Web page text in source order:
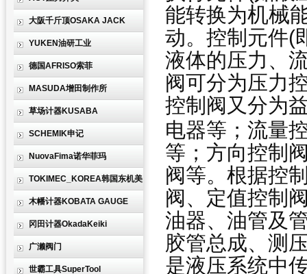
大阪千斤顶OSAKA JACK
YUKEN油研工业
德国AFRISO索菲
MASUDA增田制作所
草场计器KUSABA
SCHEMIK申记
NuovaFima诺华菲玛
TOKIMEC_KOREA韩国东机美
木幡计器KOBATA GAUGE
冈田计器OkadaKeiki
广濑阀门
世霸工具SuperTool
能转换为机械
动。控制元件(
液体的压力、
阀可分为压力
控制阀又分为
电器等；流量
等；方向控制
阀等。根据控
阀、定值控制
油器、油管及
胶管总成、测
是液压系统中